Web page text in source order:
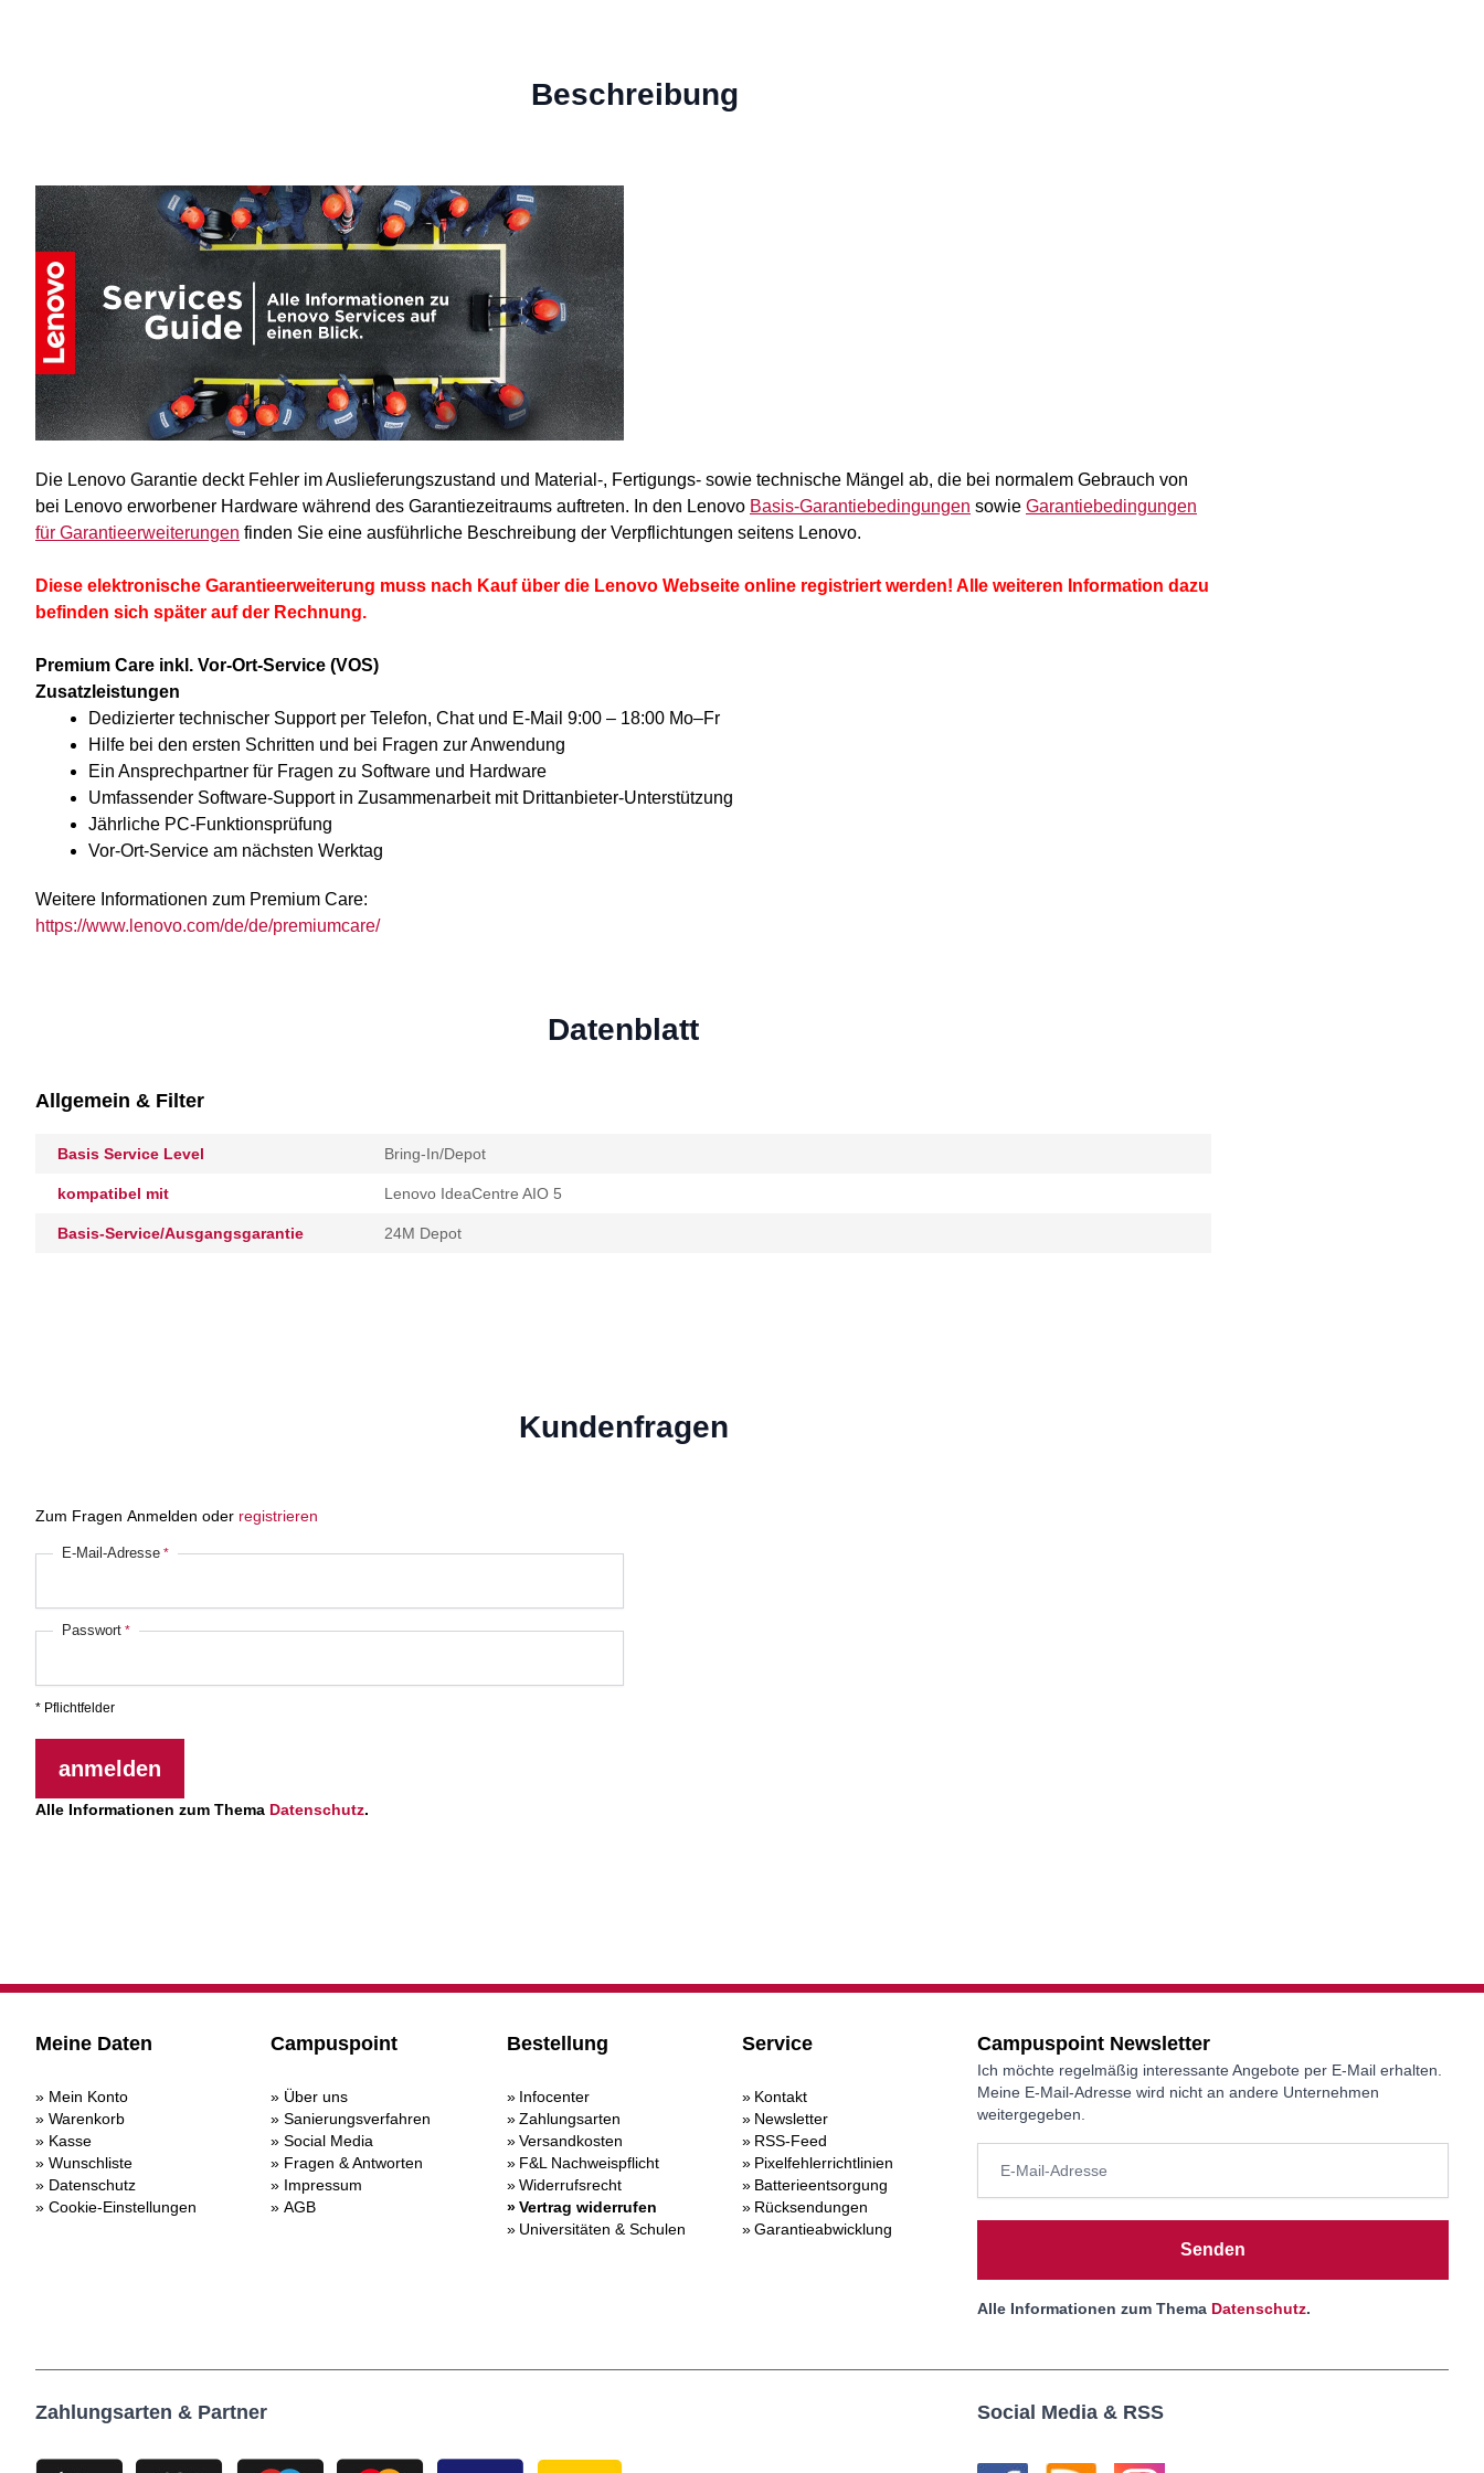
Beschreibung
Die Lenovo Garantie deckt Fehler im Auslieferungszustand und Material-, Fertigungs- sowie technische Mängel ab, die bei normalem Gebrauch von
bei Lenovo erworbener Hardware während des Garantiezeitraums auftreten. In den Lenovo Basis-Garantiebedingungen sowie Garantiebedingungen
für Garantieerweiterungen finden Sie eine ausführliche Beschreibung der Verpflichtungen seitens Lenovo.
Diese elektronische Garantieerweiterung muss nach Kauf über die Lenovo Webseite online registriert werden! Alle weiteren Information dazu
befinden sich später auf der Rechnung.
Premium Care inkl. Vor-Ort-Service (VOS)
Zusatzleistungen
Dedizierter technischer Support per Telefon, Chat und E-Mail 9:00 – 18:00 Mo–Fr
Hilfe bei den ersten Schritten und bei Fragen zur Anwendung
Ein Ansprechpartner für Fragen zu Software und Hardware
Umfassender Software-Support in Zusammenarbeit mit Drittanbieter-Unterstützung
Jährliche PC-Funktionsprüfung
Vor-Ort-Service am nächsten Werktag
Weitere Informationen zum Premium Care:
https://www.lenovo.com/de/de/premiumcare/
Datenblatt
Allgemein & Filter
Basis Service Level Bring-In/Depot
kompatibel mit Lenovo IdeaCentre AIO 5
Basis-Service/Ausgangsgarantie 24M Depot
Kundenfragen
Zum Fragen Anmelden oder registrieren
E-Mail-Adresse
Passwort
* Pflichtfelder
anmelden
Alle Informationen zum Thema Datenschutz.
Meine Daten
Mein Konto
Warenkorb
Kasse
Wunschliste
Datenschutz
Cookie-Einstellungen
Campuspoint
Über uns
Sanierungsverfahren
Social Media
Fragen & Antworten
Impressum
AGB
Bestellung
Infocenter
Zahlungsarten
Versandkosten
F&L Nachweispflicht
Widerrufsrecht
Vertrag widerrufen
Universitäten & Schulen
Service
Kontakt
Newsletter
RSS-Feed
Pixelfehlerrichtlinien
Batterieentsorgung
Rücksendungen
Garantieabwicklung
Campuspoint Newsletter
Ich möchte regelmäßig interessante Angebote per E-Mail erhalten.
Meine E-Mail-Adresse wird nicht an andere Unternehmen
weitergegeben.
Senden
Alle Informationen zum Thema Datenschutz.
Zahlungsarten & Partner Social Media & RSS